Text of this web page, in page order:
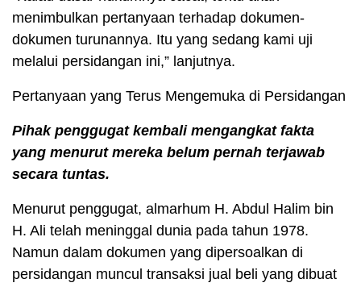
menimbulkan pertanyaan terhadap dokumen-
dokumen turunannya. Itu yang sedang kami uji
melalui persidangan ini,” lanjutnya.
Pertanyaan yang Terus Mengemuka di Persidangan
Pihak penggugat kembali mengangkat fakta
yang menurut mereka belum pernah terjawab
secara tuntas.
Menurut penggugat, almarhum H. Abdul Halim bin
H. Ali telah meninggal dunia pada tahun 1978.
Namun dalam dokumen yang dipersoalkan di
persidangan muncul transaksi jual beli yang dibuat